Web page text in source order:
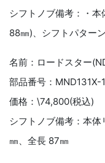
シフトノブ備考：・
88㎜)、シフトパター
名前：ロードスター
部品番号：MND131X-
価格：\74,800(税込)
シフトノブ備考：本
㎜、全長 87㎜